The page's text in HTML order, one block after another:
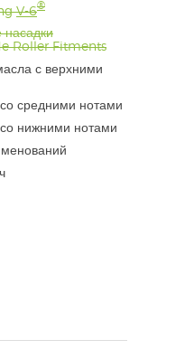
V-6®
Roller Fitments
с верхними
средними нотами
нижними нотами